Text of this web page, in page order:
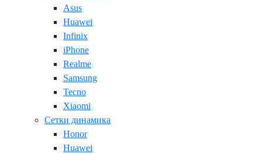
Asus
Huawei
Infinix
iPhone
Realme
Samsung
Tecno
Xiaomi
Сетки динамика
Honor
Huawei